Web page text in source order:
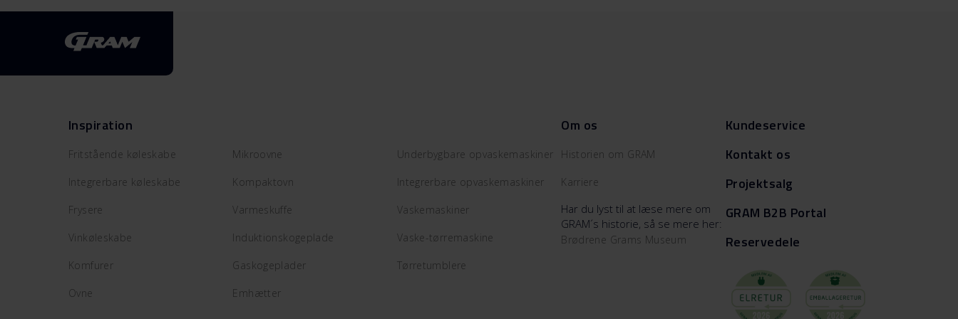
Inspiration
Fritstående køleskabe
Integrerbare køleskabe
Frysere
Vinkøleskabe
Komfurer
Ovne
Mikroovne
Kompaktovn
Varmeskuffe
Induktionskogeplade
Gaskogeplader
Emhætter
Underbygbare opvaskemaskiner
Integrerbare opvaskemaskiner
Vaskemaskiner
Vaske-tørremaskine
Tørretumblere
Om os
Historien om GRAM
Karriere
Har du lyst til at læse mere om
GRAM´s historie, så se mere her:
Brødrene Grams Museum
Kundeservice
Kontakt os
Projektsalg
GRAM B2B Portal
Reservedele